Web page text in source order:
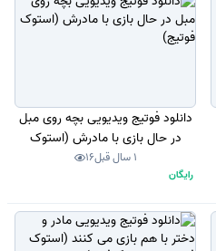
دانلود فوتیج ویدیویی بچه روی مبل
در حال بازی با مادرش (استوک
فوتیج)
1 سال قبل 16
رایگان